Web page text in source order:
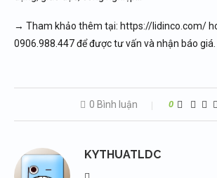
→ Tham khảo thêm tại: https://lidinco.com/
0906.988.447 để được tư vấn và nhận báo giá.
0 Bình luận 0
KYTHUATLDC